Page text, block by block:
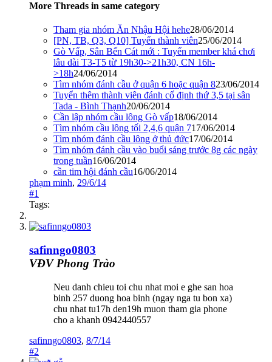
More Threads in same category
Tham gia nhóm Ăn Nhậu Hội hehe28/06/2014
[PN, TB, Q3, Q10] Tuyển thành viên25/06/2014
Gò Vấp, Sân Bến Cát mới : Tuyển member khá chơi
lâu dài T3-T5 từ 19h30->21h30, CN 16h-
>18h24/06/2014
Tìm nhóm đánh cầu ở quận 6 hoặc quận 823/06/2014
Tuyển thêm thành viên đánh cố định thứ 3,5 tại sân
Tada - Bình Thạnh20/06/2014
Cần lập nhóm cầu lông Gò vấp18/06/2014
Tìm nhóm cầu lông tối 2,4,6 quận 717/06/2014
Tìm nhóm đánh cầu lông ở thủ đức17/06/2014
Tìm nhóm đánh cầu vào buổi sáng trước 8g các ngày
trong tuần16/06/2014
cần tim hội đánh cầu16/06/2014
phạm minh, 29/6/14
#1
Tags:
safinngo0803
VĐV Phong Trào
Neu danh chieu toi chu nhat moi e ghe san hoa
binh 257 duong hoa binh (ngay nga tu bon xa)
chu nhat tu17h den19h muon tham gia phone
cho a khanh 0942440557
safinngo0803, 8/7/14
#2